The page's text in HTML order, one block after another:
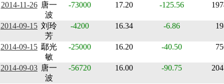
2014-11-26 唐一
波
-73000 17.20 -125.56
2014-09-15 刘玲
芳
-4200 16.34 -6.86
2014-09-15 鄢光
敏
-25000 16.20 -40.50
2014-09-03 唐一
波
-56720 16.00 -90.75